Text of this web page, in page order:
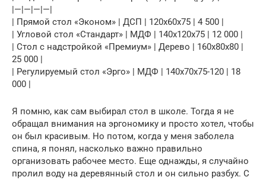
|—|—|—|—|
| Прямой стол «Эконом» | ДСП | 120x60x75 | 4 500 |
| Угловой стол «Стандарт» | МДФ | 140x120x75 | 12 000 |
| Стол с надстройкой «Премиум» | Дерево | 160x80x80 |
25 000 |
| Регулируемый стол «Эрго» | МДФ | 140x70x75-120 | 18
000 |
Я помню, как сам выбирал стол в школе. Тогда я не
обращал внимания на эргономику и просто хотел, чтобы
он был красивым. Но потом, когда у меня заболела
спина, я понял, насколько важно правильно
организовать рабочее место. Еще однажды, я случайно
пролил воду на деревянный стол и он сильно разбух. С